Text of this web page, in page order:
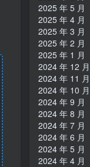
2025 年 5 月
2025 年 4 月
2025 年 3 月
2025 年 2 月
2025 年 1 月
2024 年 12 月
2024 年 11 月
2024 年 10 月
2024 年 9 月
2024 年 8 月
2024 年 7 月
2024 年 6 月
2024 年 5 月
2024 年 4 月